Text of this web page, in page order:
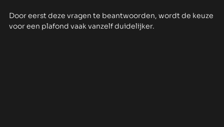
Door eerst deze vragen te beantwoorden, wordt de keuze
voor een plafond vaak vanzelf duidelijker.